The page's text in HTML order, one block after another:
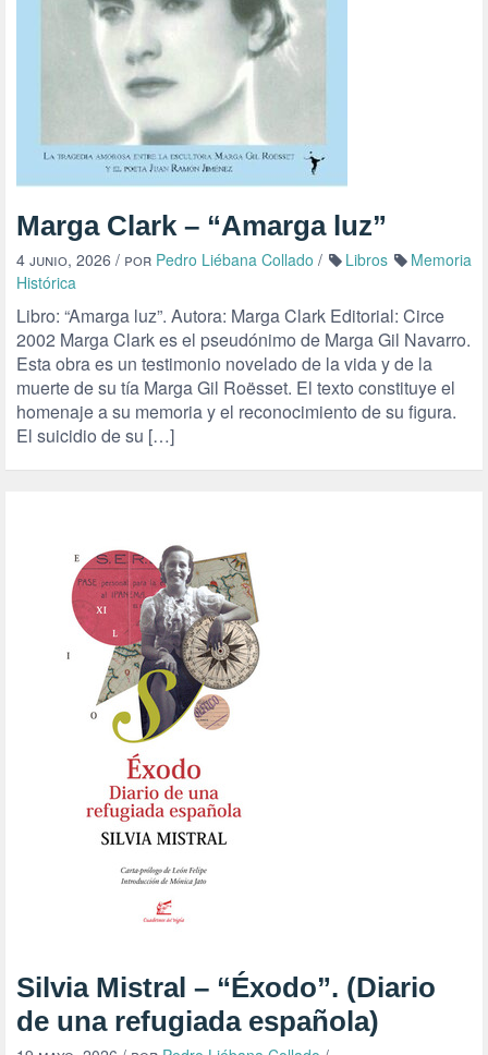
Marga Clark – “Amarga luz”
4 junio, 2026 / por Pedro Liébana Collado / Libros
Memoria
Histórica
Libro: “Amarga luz”. Autora: Marga Clark Editorial: Circe
2002 Marga Clark es el pseudónimo de Marga Gil Navarro.
Esta obra es un testimonio novelado de la vida y de la
muerte de su tía Marga Gil Roësset. El texto constituye el
homenaje a su memoria y el reconocimiento de su figura.
El suicidio de su […]
Silvia Mistral – “Éxodo”. (Diario
de una refugiada española)